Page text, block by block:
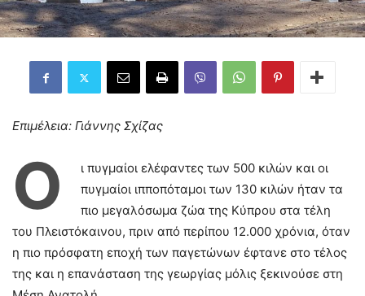
Επιμέλεια: Γιάννης Σχίζας
Ο
ι πυγμαίοι ελέφαντες των 500 κιλών και οι
πυγμαίοι ιπποπόταμοι των 130 κιλών ήταν τα
πιο μεγαλόσωμα ζώα της Κύπρου στα τέλη
του Πλειστόκαινου, πριν από περίπου 12.000 χρόνια, όταν
η πιο πρόσφατη εποχή των παγετώνων έφτανε στο τέλος
της και η επανάσταση της γεωργίας μόλις ξεκινούσε στη